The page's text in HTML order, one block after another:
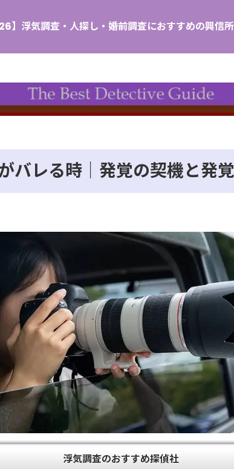
】浮気調査・人探し・婚前調査におすすめの興信所
バレる時｜発覚の契機と発
浮気調査のおすすめ探偵社